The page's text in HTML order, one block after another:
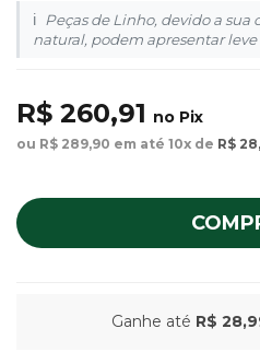
Peças de Linho, devido a sua
natural, podem apresentar
R$ 260,91 no Pix
ou R$ 289,90 em até 10x de R$
Ganhe até R$